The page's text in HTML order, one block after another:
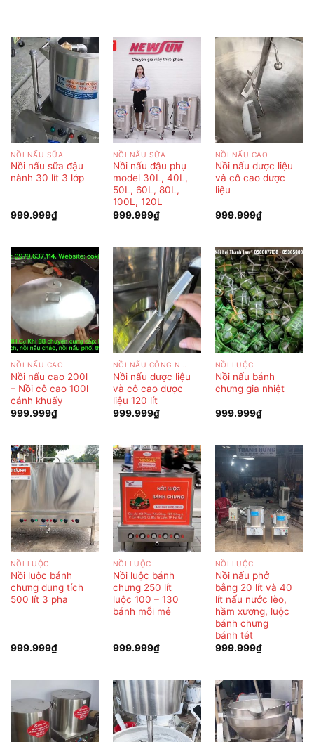
NỒI NẤU SỮA
Nồi nấu sữa đậu
nành 30 lít 3 lớp
999.999₫
NỒI NẤU SỮA
Nồi nấu đậu phụ
model 30L, 40L,
50L, 60L, 80L,
100L, 120L
999.999₫
NỒI NẤU CAO
Nồi nấu dược liệu
và cô cao dược
liệu
999.999₫
NỒI NẤU CAO
Nồi nấu cao 200l
– Nồi cô cao 100l
cánh khuấy
999.999₫
Nồi nấu dược liệu
và cô cao dược
liệu 120 lít
999.999₫
NỒI LUỘC
Nồi nấu bánh
chưng gia nhiệt
999.999₫
NỒI LUỘC
Nồi luộc bánh
chưng dung tích
500 lít 3 pha
999.999₫
NỒI LUỘC
Nồi luộc bánh
chưng 250 lít
luộc 100 – 130
bánh mỗi mẻ
999.999₫
NỒI LUỘC
Nồi nấu phở
bằng 20 lít và 40
lít nấu nước lèo,
hầm xương, luộc
bánh chưng
bánh tét
999.999₫